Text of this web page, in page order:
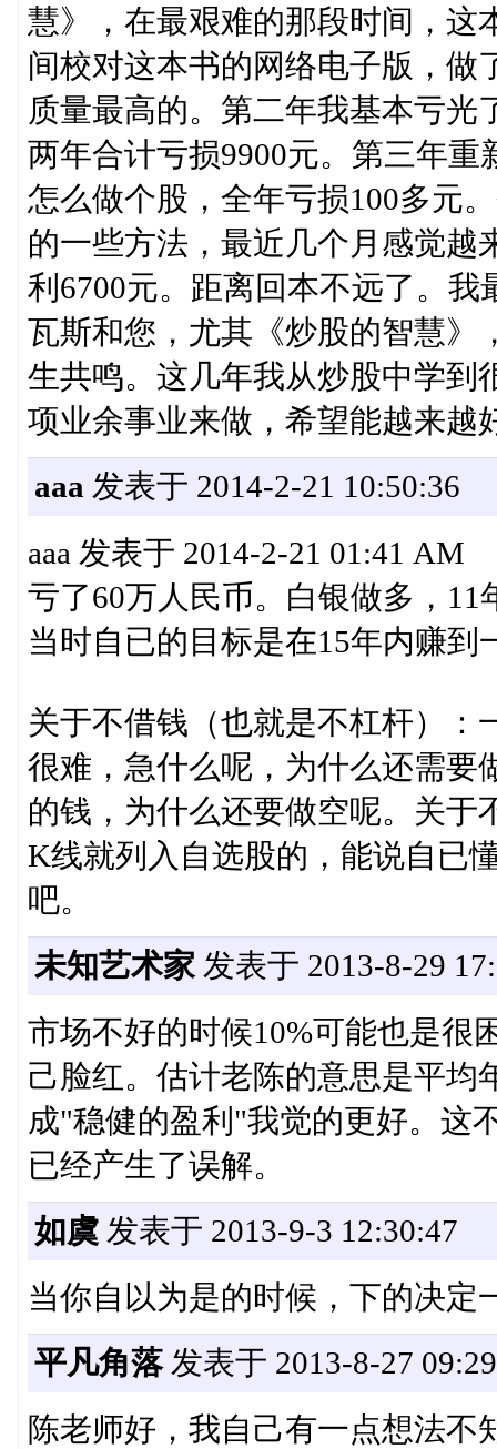
慧》，在最艰难的那段时间，这
间校对这本书的网络电子版，做
质量最高的。第二年我基本亏光
两年合计亏损9900元。第三年
怎么做个股，全年亏损100多元
的一些方法，最近几个月感觉越
利6700元。距离回本不远了。
瓦斯和您，尤其《炒股的智慧》
生共鸣。这几年我从炒股中学到
项业余事业来做，希望能越来越
aaa 发表于 2014-2-21 10:50:36
aaa 发表于 2014-2-21 01:41 AM
亏了60万人民币。白银做多，11
当时自已的目标是在15年内赚到
关于不借钱（也就是不杠杆）：
很难，急什么呢，为什么还需要
的钱，为什么还要做空呢。关于
K线就列入自选股的，能说自已
吧。
未知艺术家 发表于 2013-8-29
市场不好的时候10%可能也是很
己脸红。估计老陈的意思是平均
成"稳健的盈利"我觉的更好。这
已经产生了误解。
如虞发表于 2013-9-3 12:30:47
当你自以为是的时候，下的决定
平凡角落发表于 2013-8-27
陈老师好，我自己有一点想法不